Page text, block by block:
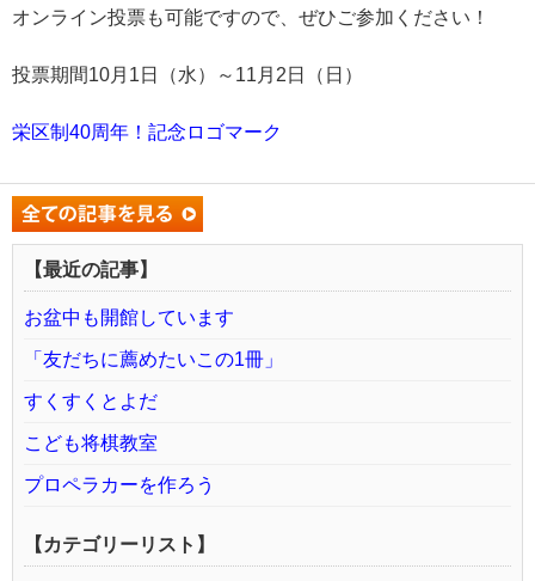
オンライン投票も可能ですので、ぜひご参加ください！
投票期間10月1日（水）～11月2日（日）
栄区制40周年！記念ロゴマーク
【最近の記事】
お盆中も開館しています
「友だちに薦めたいこの1冊」
すくすくとよだ
こども将棋教室
プロペラカーを作ろう
【カテゴリーリスト】